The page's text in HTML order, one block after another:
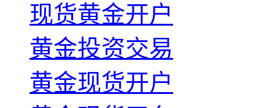
现货黄金开户
黄金投资交易
黄金现货开户